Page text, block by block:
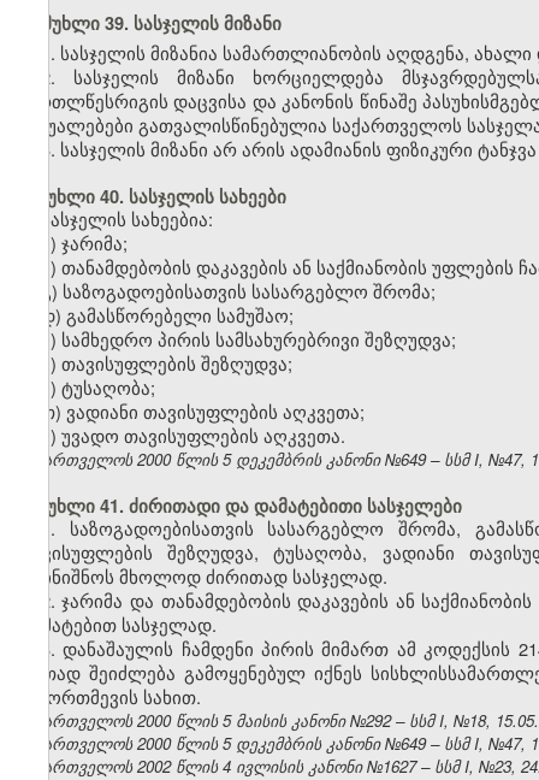
მუხლი 39. სასჯელის მიზანი
1. სასჯელის მიზანია სამართლიანობის აღდგენა,
2. სასჯელის მიზანი ხორციელდება
მართლწესრიგის დაცვისა და კანონის წინაშე
საშუალებები გათვალისწინებულია საქართველოს
3. სასჯელის მიზანი არ არის ადამიანის ფიზიკური
მუხლი 40. სასჯელის სახეები
სასჯელის სახეებია:
ა) ჯარიმა;
ბ) თანამდებობის დაკავების ან საქმიანობის უფლების
გ) საზოგადოებისათვის სასარგებლო შრომა;
დ) გამასწორებელი სამუშაო;
ე) სამხედრო პირის სამსახურებრივი შეზღუდვა;
ვ) თავისუფლების შეზღუდვა;
ზ) ტუსაღობა;
თ) ვადიანი თავისუფლების აღკვეთა;
) უვადო თავისუფლების აღკვეთა.
საქართველოს 2000 წლის 5 დეკემბრის კანონი №649 – სსმ I, №47,
მუხლი 41. ძირითადი და დამატებითი სასჯელები
1. საზოგადოებისათვის სასარგებლო შრომა,
თავისუფლების შეზღუდვა, ტუსაღობა, ვადიანი
დაინიშნოს მხოლოდ ძირითად სასჯელად.
2. ჯარიმა და თანამდებობის დაკავების ან
დამატებით სასჯელად.
3. დანაშაულის ჩამდენი პირის მიმართ ამ კოდექსის
ერთად შეიძლება გამოყენებულ იქნეს
ჩამორთმევის სახით.
საქართველოს 2000 წლის 5 მაისის კანონი №292 – სსმ I, №18,
საქართველოს 2000 წლის 5 დეკემბრის კანონი №649 – სსმ I, №47,
საქართველოს 2002 წლის 4 ივლისის კანონი №1627 – სსმ I, №23,